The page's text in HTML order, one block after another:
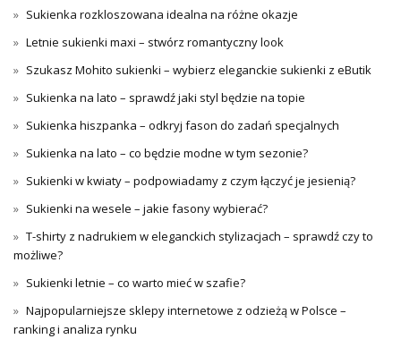
Sukienka rozkloszowana idealna na różne okazje
Letnie sukienki maxi – stwórz romantyczny look
Szukasz Mohito sukienki – wybierz eleganckie sukienki z eButik
Sukienka na lato – sprawdź jaki styl będzie na topie
Sukienka hiszpanka – odkryj fason do zadań specjalnych
Sukienka na lato – co będzie modne w tym sezonie?
Sukienki w kwiaty – podpowiadamy z czym łączyć je jesienią?
Sukienki na wesele – jakie fasony wybierać?
T-shirty z nadrukiem w eleganckich stylizacjach – sprawdź czy to
możliwe?
Sukienki letnie – co warto mieć w szafie?
Najpopularniejsze sklepy internetowe z odzieżą w Polsce –
ranking i analiza rynku